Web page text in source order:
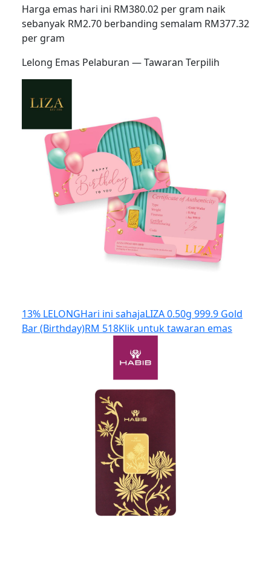
Harga emas hari ini RM380.02 per gram naik
sebanyak RM2.70 berbanding semalam RM377.32
per gram
Lelong Emas Pelaburan — Tawaran Terpilih
13% LELONGHari ini sahajaLIZA 0.50g 999.9 Gold
Bar (Birthday)RM 518Klik untuk tawaran emas